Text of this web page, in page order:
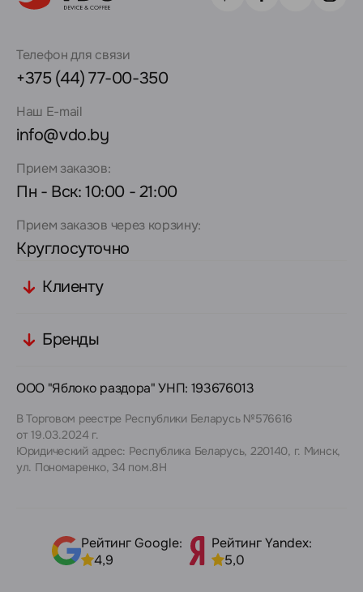
Телефон для связи
+375 (44) 77-00-350
Наш E-mail
info@vdo.by
Прием заказов:
Пн - Вск: 10:00 - 21:00
Прием заказов через корзину:
Круглосуточно
Клиенту
Бренды
ООО "Яблоко раздора" УНП: 193676013
В Торговом реестре Республики Беларусь №576616
от 19.03.2024 г.
Юридический адрес: Республика Беларусь, 220140, г. Минск,
ул. Пономаренко, 34 пом.8Н
Рейтинг Google:
4,9
Рейтинг Yandex:
5,0